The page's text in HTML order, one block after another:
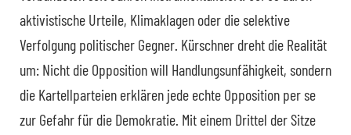
aktivistische Urteile, Klimaklagen oder die selektive
Verfolgung politischer Gegner. Kürschner dreht die Realität
um: Nicht die Opposition will Handlungsunfähigkeit, sondern
die Kartellparteien erklären jede echte Opposition per se
zur Gefahr für die Demokratie. Mit einem Drittel der Sitze